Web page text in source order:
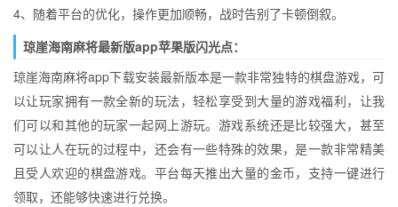
4、随着平台的优化，操作更加顺畅，战时告别了卡顿倒叙。
琼崖海南麻将最新版app苹果版闪光点：
琼崖海南麻将app下载安装最新版本是一款非常独特的棋盘游戏，可
以让玩家拥有一款全新的玩法，轻松享受到大量的游戏福利，让我
们可以和其他的玩家一起网上游玩。游戏系统还是比较强大，甚至
可以让人在玩的过程中，还会有一些特殊的效果，是一款非常精美
且受人欢迎的棋盘游戏。平台每天推出大量的金币，支持一键进行
领取，还能够快速进行兑换。